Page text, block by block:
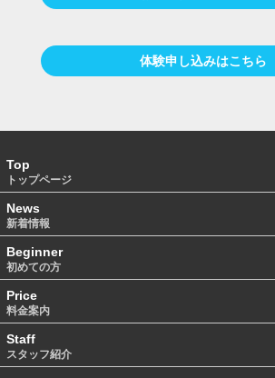
体験申し込みはこちら
Top
トップページ
News
新着情報
Beginner
初めての方
Price
料金案内
Staff
スタッフ紹介